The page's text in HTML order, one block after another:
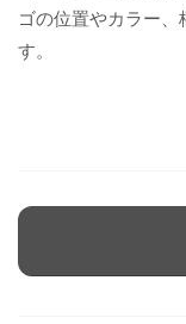
ゴの位置やカラー
す。